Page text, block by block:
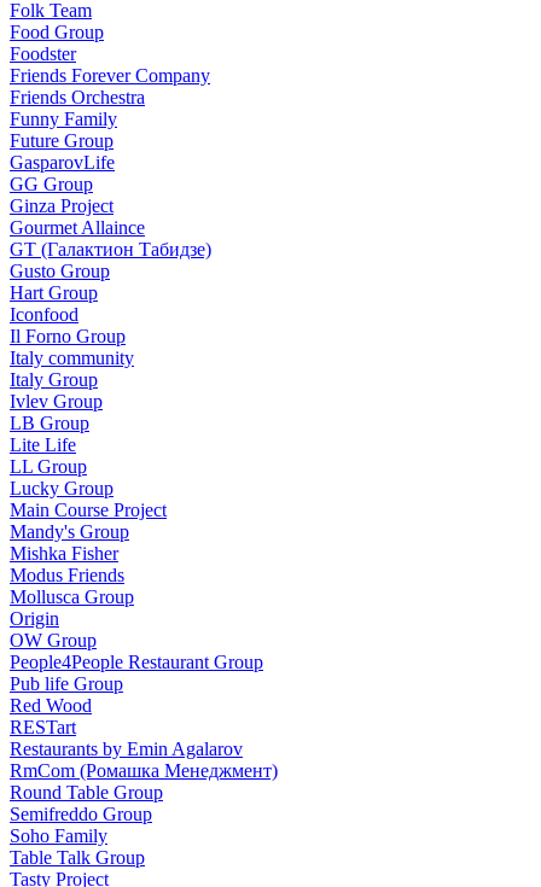
Folk Team
Food Group
Foodster
Friends Forever Company
Friends Orchestra
Funny Family
Future Group
GasparovLife
GG Group
Ginza Project
Gourmet Allaince
GT (Галактион Табидзе)
Gusto Group
Hart Group
Iconfood
Il Forno Group
Italy community
Italy Group
Ivlev Group
LB Group
Lite Life
LL Group
Lucky Group
Main Course Project
Mandy's Group
Mishka Fisher
Modus Friends
Mollusca Group
Origin
OW Group
People4People Restaurant Group
Pub life Group
Red Wood
RESTart
Restaurants by Emin Agalarov
RmCom (Ромашка Менеджмент)
Round Table Group
Semifreddo Group
Soho Family
Table Talk Group
Tasty Project